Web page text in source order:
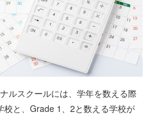
ルスクールには、学年を数える際
校と、Grade 1、2と数える学校が